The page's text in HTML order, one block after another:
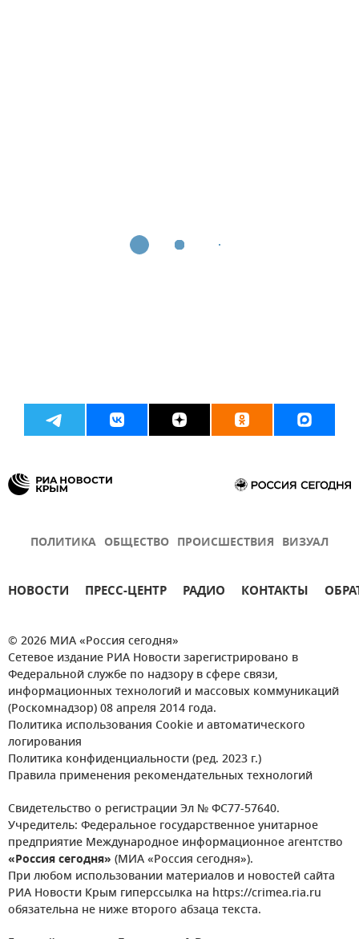
ПОЛИТИКА ОБЩЕСТВО ПРОИСШЕСТВИЯ ВИЗУАЛ
НОВОСТИ ПРЕСС-ЦЕНТР РАДИО КОНТАКТЫ
© 2026 МИА «Россия сегодня»
Сетевое издание РИА Новости зарегистрировано в
Федеральной службе по надзору в сфере связи,
информационных технологий и массовых коммуникаций
(Роскомнадзор) 08 апреля 2014 года.
Политика использования Cookie и автоматического
логирования
Политика конфиденциальности (ред. 2023 г.)
Правила применения рекомендательных технологий
Свидетельство о регистрации Эл № ФС77-57640.
Учредитель: Федеральное государственное унитарное
предприятие Международное информационное агентство
«Россия сегодня» (МИА «Россия сегодня»).
При любом использовании материалов и новостей сайта
РИА Новости Крым гиперссылка на https://crimea.ria.ru
обязательна не ниже второго абзаца текста.